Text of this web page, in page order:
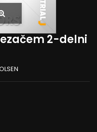
2-delni